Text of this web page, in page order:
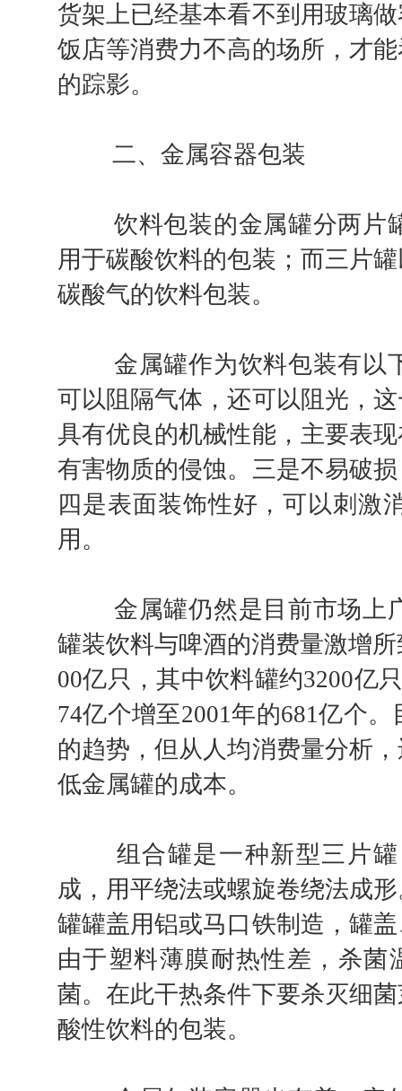
货架上已经基本看不到用玻璃
饭店等消费力不高的场所，才
的踪影。
二、金属容器包装
饮料包装的金属罐分两片罐
用于碳酸饮料的包装；而三片
碳酸气的饮料包装。
金属罐作为饮料包装有以下
可以阻隔气体，还可以阻光，
具有优良的机械性能，主要表
有害物质的侵蚀。三是不易破
四是表面装饰性好，可以刺激
用。
金属罐仍然是目前市场上广
罐装饮料与啤酒的消费量激增
00亿只，其中饮料罐约3200亿
74亿个增至2001年的681亿个
的趋势，但从人均消费量分析
低金属罐的成本。
组合罐是一种新型三片罐
成，用平绕法或螺旋卷绕法成
罐罐盖用铝或马口铁制造，罐
由于塑料薄膜耐热性差，杀
菌。在此干热条件下要杀灭细
酸性饮料的包装。